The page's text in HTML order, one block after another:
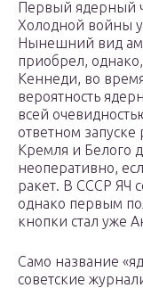
Первый ядерный
Холодной войны
Нынешний вид
приобрел,
Кеннеди, во
вероятность
всей
ответном запуске
Кремля и Белого
неоперативно,
ракет. В СССР ЯЧ
однако первым
кнопки стал уже
Само название
советские